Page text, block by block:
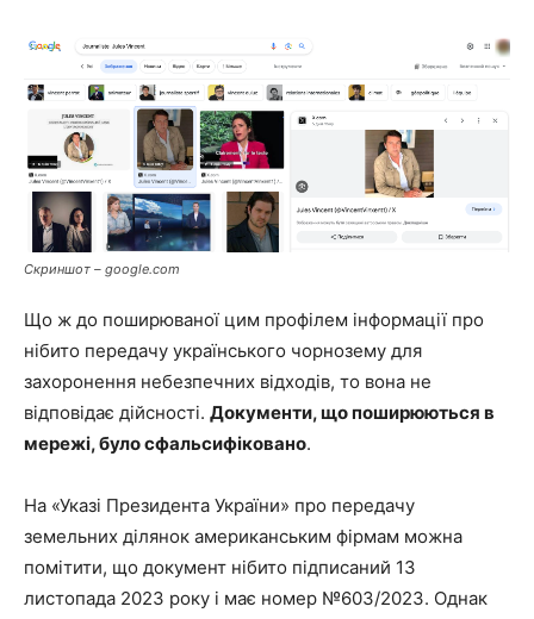
Скриншот – google.com
Що ж до поширюваної цим профілем інформації про
нібито передачу українського чорнозему для
захоронення небезпечних відходів, то вона не
відповідає дійсності. Документи, що поширюються в
мережі, було сфальсифіковано.
На «Указі Президента України» про передачу
земельних ділянок американським фірмам можна
помітити, що документ нібито підписаний 13
листопада 2023 року і має номер №603/2023. Однак